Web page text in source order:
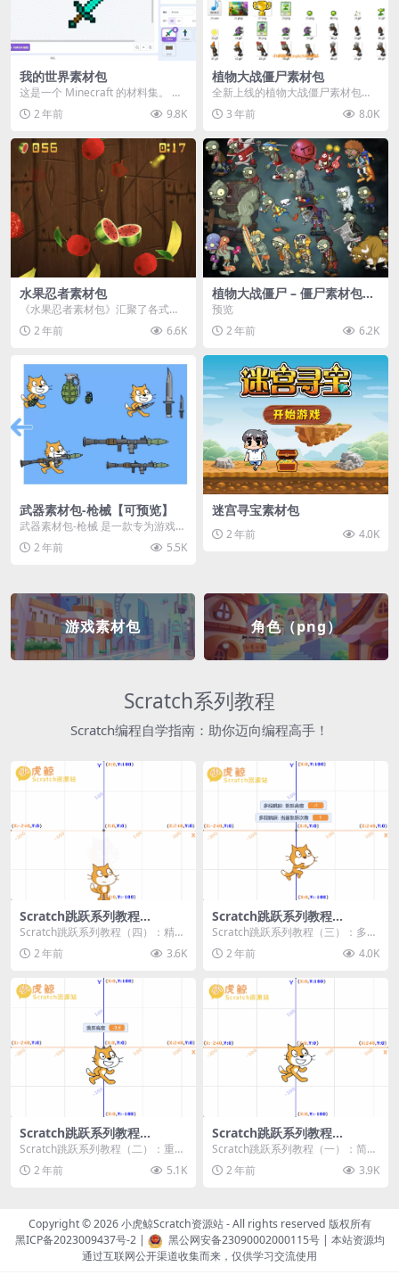
我的世界素材包
这是一个 Minecraft 的材料集。 操
作方法如下： 工具 → 右箭头 怪物...
2 年前 9.8K
植物大战僵尸素材包
全新上线的植物大战僵尸素材包，
内含48个精选资源，涵盖角色、场
景、音效等多样内容...
3 年前 8.0K
水果忍者素材包
《水果忍者素材包》汇聚了各式鲜
美诱人的水果图像与清脆悦耳的切
割音效，专为追求极致...
2 年前 6.6K
植物大战僵尸 – 僵尸素材包
【可预览】
预览
2 年前
6.2K
武器素材包-枪械【可预览】
武器素材包-枪械 是一款专为游戏开
发者和创作者设计的素材包，包含
多种高质量的枪械...
2 年前 5.5K
迷宫寻宝素材包
2 年前 4.0K
游戏素材包 角色（png）
Scratch系列教程
Scratch编程自学指南：助你迈向编程高手！
Scratch跳跃系列教程
（四）：精准着陆
Scratch跳跃系列教程（四）：精准
着陆 作者：小虎鲸Scratch资源站
... 2 年前 3.6K
Scratch跳跃系列教程
（三）：多段跳跃
Scratch跳跃系列教程（三）：多段
跳跃 作者：小虎鲸Scratch资源站
连...2 年前 4.0K
Scratch跳跃系列教程
（二）：重力跳跃
Scratch跳跃系列教程（二）：重力
跳跃 作者：小虎鲸Scratch资源站
按...2 年前 5.1K
Scratch跳跃系列教程
（一）：简单跳跃
Scratch跳跃系列教程（一）：简单
跳跃 作者：小虎鲸Scratch资源站
按...2 年前 3.9K
Copyright © 2026小虎鲸Scratch资源站- All rights reserved 版权所有
黑ICP备2023009437号-2| 黑公网安备23090002000115号| 本站资源均
通过互联网公开渠道收集而来，仅供学习交流使用